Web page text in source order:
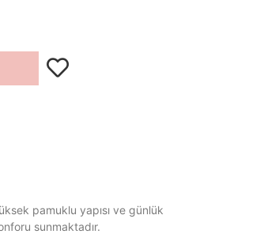
pamuklu yapısı ve günlük
sunmaktadır.